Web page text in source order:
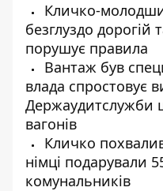
Кличко-
безглуздо дорогій
порушує правила
Вантаж був
влада спростовує
Держаудитслужби
вагонів
Кличко
німці подарували
комунальників